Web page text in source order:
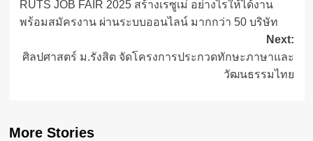
navigation
RUTS JOB FAIR 2025 สร้างเรซูเม่ อย่างไรให้ได้งาน
พร้อมสมัครงาน ผ่านระบบออนไลน์ มากกว่า 50 บริษัท
Next:
ศิลปศาสตร์ ม.รังสิต จัดโครงการประกวดทักษะภาษาและ
วัฒนธรรมไทย
More Stories